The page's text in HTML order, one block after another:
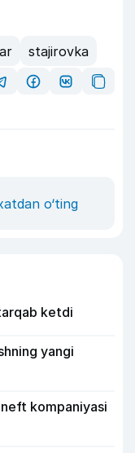
stajirovka
o‘ting
ketdi
yangi
kompaniyasi